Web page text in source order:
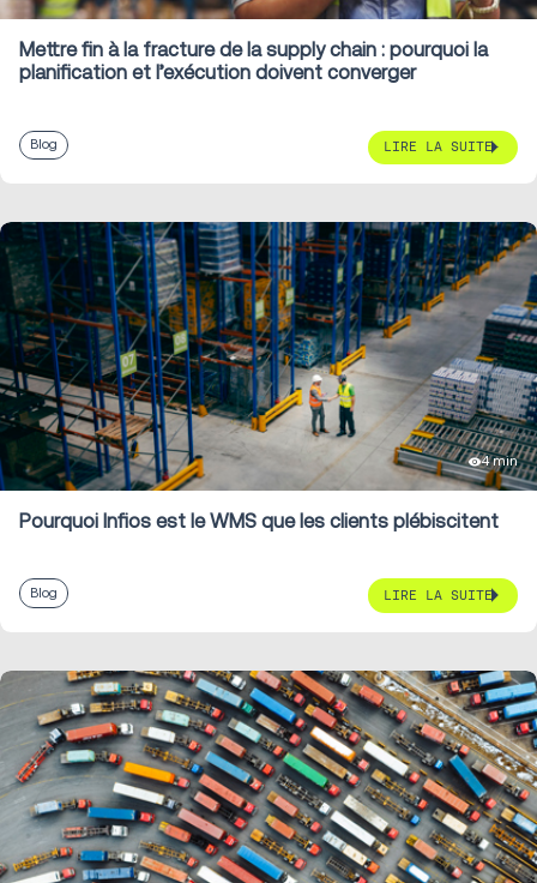
Mettre fin à la fracture de la supply chain : pourquoi la
planification et l’exécution doivent converger
Blog LIRE LA SUITE
4 min
Pourquoi Infios est le WMS que les clients plébiscitent
Blog LIRE LA SUITE